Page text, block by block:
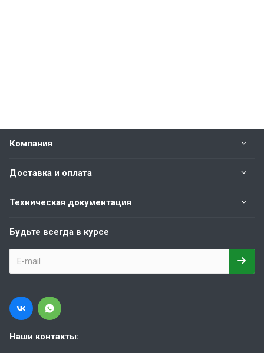
Компания
Доставка и оплата
Техническая документация
Будьте всегда в курсе
Наши контакты: